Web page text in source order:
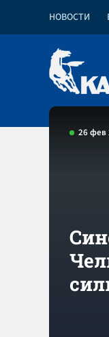
НОВОСТИ
26 фев